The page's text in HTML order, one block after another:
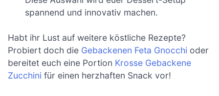
spannend und innovativ machen.
Habt ihr Lust auf weitere köstliche Rezepte?
Probiert doch die Gebackenen Feta Gnocchi oder
bereitet euch eine Portion Krosse Gebackene
Zucchini für einen herzhaften Snack vor!